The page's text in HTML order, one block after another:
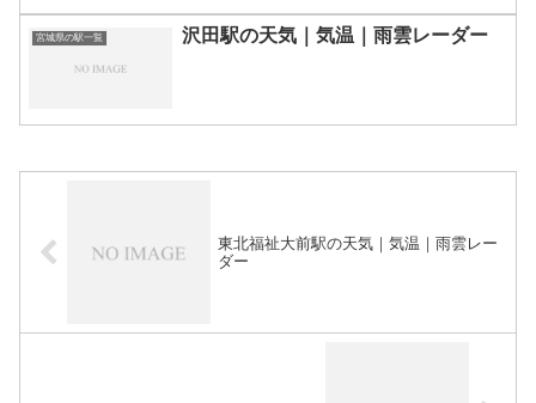
宮城県の駅一覧 沢田駅の天気｜気温｜雨雲レーダー
東北福祉大前駅の天気｜気温｜雨雲レー
ダー